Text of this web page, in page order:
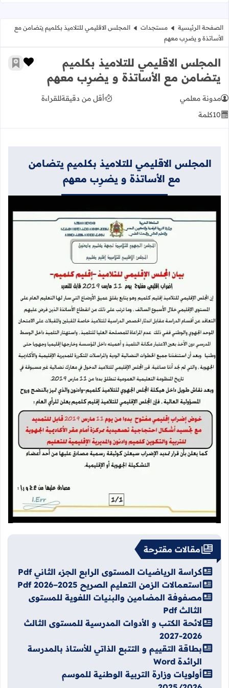
الصفحة الرئيسية مستجدات
المجلس الاقليمي للتلاميذ بكلميم يتضامن مع
الأساتذة و يضرِب معهم
المجلس الاقليمي للتلاميذ بكلميم
يتضامن مع الأساتذة و يضرِب معهم
زر
أضف
مدونة معلمي أقل من دقيقةللقراءة
10كلمة
المجلس الاقليمي للتلاميذ بكلميم يتضامن
مع الأساتذة و يضرِب معهم
مقالات مقترحة
كراسة الرياضيات المستوى الرابع الجزء الثاني Pdf
استعمالات الزمن التعليم الصريح 2025–2026 Pdf
مصفوفة المضامين والبنيات اللغوية للمستوى
الثالث Pdf
لائحة الكتب و الأدوات المدرسية للمستوى الثالث
2026-2027
بطاقة التقييم و التتبع الذاتي للأستاذ بالمدرسة
الرائدة Word
أولويات وزارة التربية الوطنية للموسم